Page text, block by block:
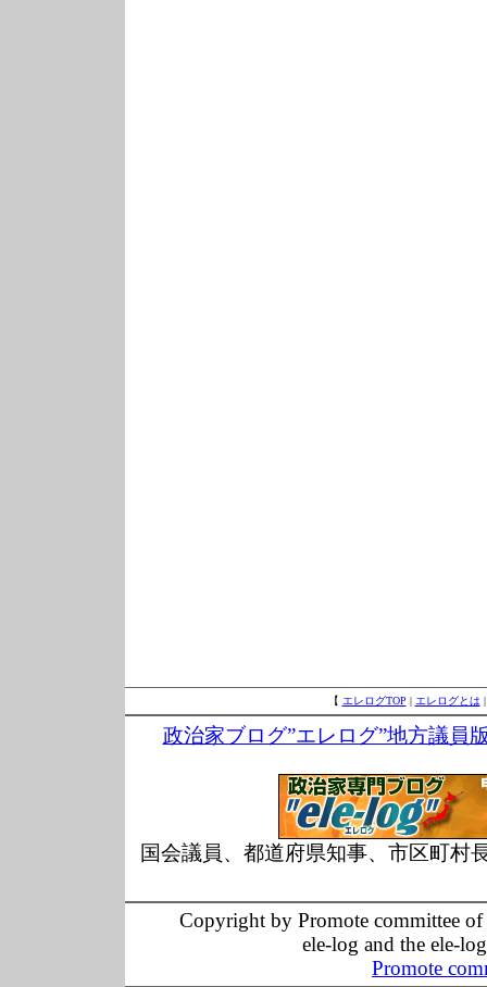
【 エレログTOP | エレログとは
政治家ブログ”エレログ”地方議員
国会議員、都道府県知事、市区町村
Copyright by Promote committee
ele-log and the ele-
Promote